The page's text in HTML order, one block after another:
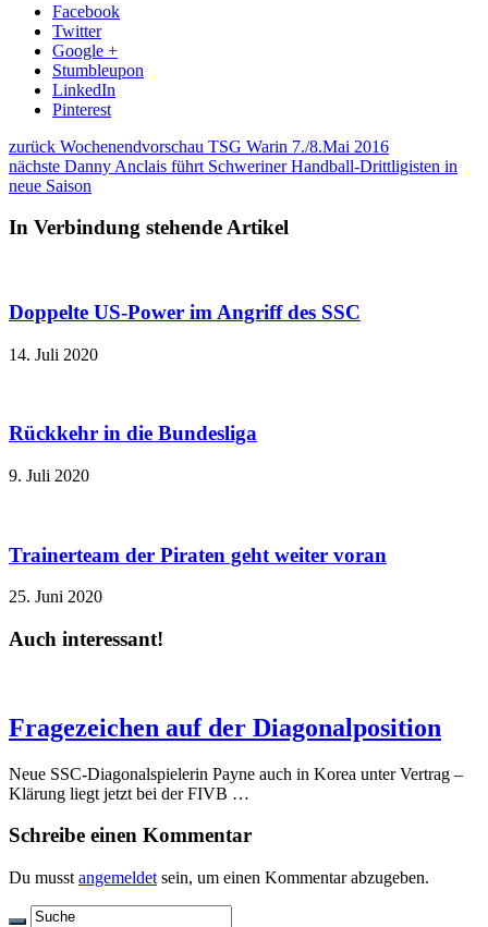
Facebook
Twitter
Google +
Stumbleupon
LinkedIn
Pinterest
zurück Wochenendvorschau TSG Warin 7./8.Mai 2016
nächste Danny Anclais führt Schweriner Handball-Drittligisten in
neue Saison
In Verbindung stehende Artikel
Doppelte US-Power im Angriff des SSC
14. Juli 2020
Rückkehr in die Bundesliga
9. Juli 2020
Trainerteam der Piraten geht weiter voran
25. Juni 2020
Auch interessant!
Fragezeichen auf der Diagonalposition
Neue SSC-Diagonalspielerin Payne auch in Korea unter Vertrag –
Klärung liegt jetzt bei der FIVB …
Schreibe einen Kommentar
Du musst angemeldet sein, um einen Kommentar abzugeben.